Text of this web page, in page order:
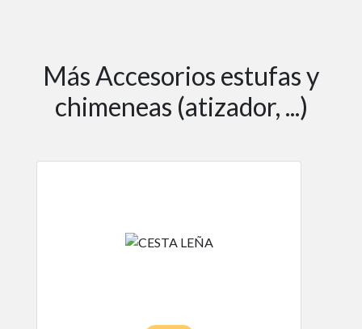
Más Accesorios estufas y
chimeneas (atizador, ...)